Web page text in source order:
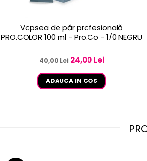
Vopsea de păr profesională
PRO.COLOR 100 ml - Pro.Co - 1/0 NEGRU
40,00 Lei24,00 Lei
ADAUGA IN COS